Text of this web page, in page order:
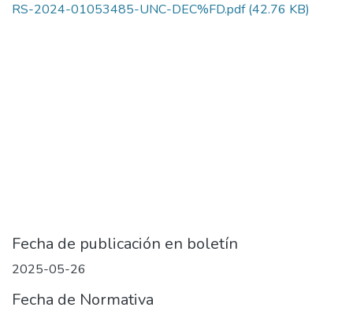
RS-2024-01053485-UNC-DEC%FD.pdf(42.76 KB)
Fecha de publicación en boletín
2025-05-26
Fecha de Normativa